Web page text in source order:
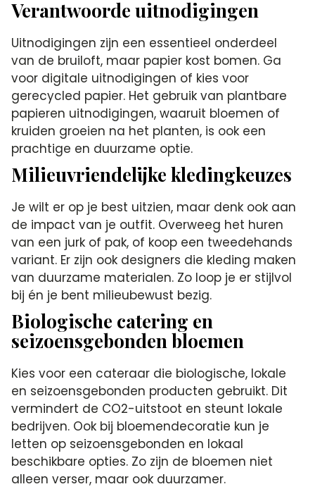
Verantwoorde uitnodigingen
Uitnodigingen zijn een essentieel onderdeel
van de bruiloft, maar papier kost bomen. Ga
voor digitale uitnodigingen of kies voor
gerecycled papier. Het gebruik van plantbare
papieren uitnodigingen, waaruit bloemen of
kruiden groeien na het planten, is ook een
prachtige en duurzame optie.
Milieuvriendelijke kledingkeuzes
Je wilt er op je best uitzien, maar denk ook aan
de impact van je outfit. Overweeg het huren
van een jurk of pak, of koop een tweedehands
variant. Er zijn ook designers die kleding maken
van duurzame materialen. Zo loop je er stijlvol
bij én je bent milieubewust bezig.
Biologische catering en
seizoensgebonden bloemen
Kies voor een cateraar die biologische, lokale
en seizoensgebonden producten gebruikt. Dit
vermindert de CO2-uitstoot en steunt lokale
bedrijven. Ook bij bloemendecoratie kun je
letten op seizoensgebonden en lokaal
beschikbare opties. Zo zijn de bloemen niet
alleen verser, maar ook duurzamer.